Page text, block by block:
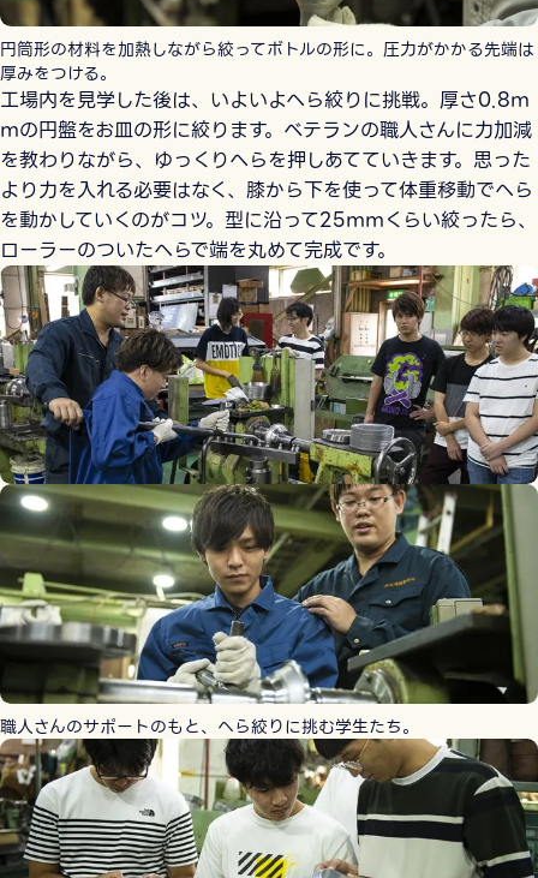
円筒形の材料を加熱しながら絞ってボトルの形に。圧力がかかる先端は
厚みをつける。
工場内を見学した後は、いよいよへら絞りに挑戦。厚さ0.8ｍ
ｍの円盤をお皿の形に絞ります。ベテランの職人さんに力加減
を教わりながら、ゆっくりへらを押しあてていきます。思った
より力を入れる必要はなく、膝から下を使って体重移動でへら
を動かしていくのがコツ。型に沿って25ｍｍくらい絞ったら、
ローラーのついたへらで端を丸めて完成です。
職人さんのサポートのもと、へら絞りに挑む学生たち。